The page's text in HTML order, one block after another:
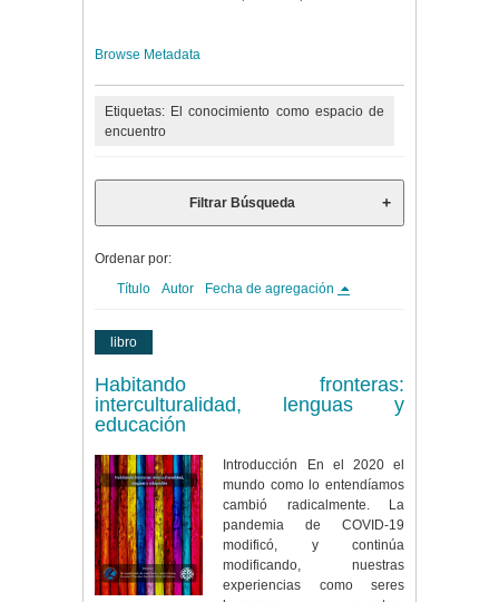
Browse Metadata
Etiquetas: El conocimiento como espacio de
encuentro
Filtrar Búsqueda
Ordenar por:
Título
Autor Fecha de agregación
libro
Habitando fronteras:
interculturalidad, lenguas y
educación
Introducción En el 2020 el
mundo como lo entendíamos
cambió radicalmente. La
pandemia de COVID-19
modificó, y continúa
modificando, nuestras
experiencias como seres